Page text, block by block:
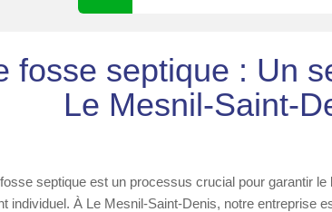
fosse septique : Un
Le Mesnil-Saint-
septique est un processus crucial pour garantir
individuel. À Le Mesnil-Saint-Denis, notre entreprise